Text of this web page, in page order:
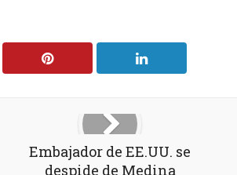
Embajador de EE.UU. se
despide de Medina